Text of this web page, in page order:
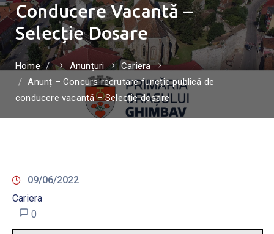
Conducere Vacantă –
Selecție Dosare
Home Anunțuri
Cariera
Anunț – Concurs recrutare funcție publică de
conducere vacantă – Selecție dosare
09/06/2022
Cariera
0